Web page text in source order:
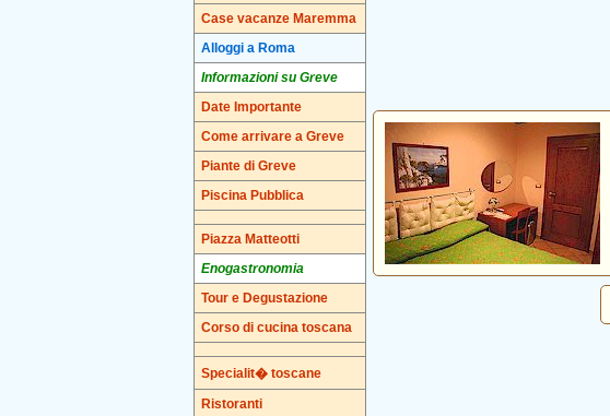
Case vacanze Maremma
Alloggi a Roma
Informazioni su Greve
Date Importante
Come arrivare a Greve
Piante di Greve
Piscina Pubblica
Piazza Matteotti
Enogastronomia
Tour e Degustazione
Corso di cucina toscana
Specialit� toscane
Ristoranti